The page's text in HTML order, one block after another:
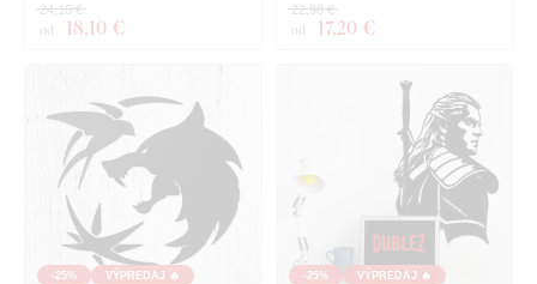
od 18,10 €
24,10 €
od 17,20 €
22,90 €
-25% VÝPREDAJ 🔥 -25% VÝPREDAJ 🔥